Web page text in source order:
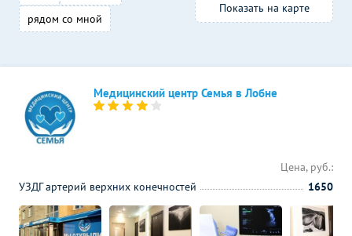
рядом со мной
Показать на карте
Медицинский центр Семья в Лобне
Цена, руб.:
УЗДГ артерий верхних конечностей
1650